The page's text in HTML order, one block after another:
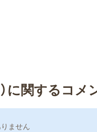
に関するコメ
ません